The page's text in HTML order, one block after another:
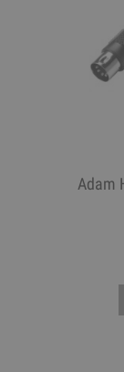
Adam